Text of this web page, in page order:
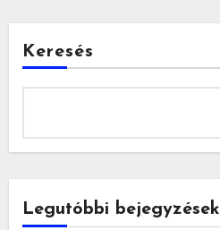
Keresés
Legutóbbi bejegyzések